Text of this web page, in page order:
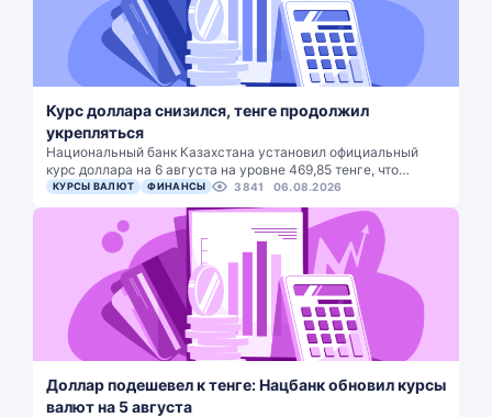
Курс доллара снизился, тенге продолжил
укрепляться
Национальный банк Казахстана установил официальный
курс доллара на 6 августа на уровне 469,85 тенге, что…
КУРСЫ ВАЛЮТ ФИНАНСЫ 3841 06.08.2026
Доллар подешевел к тенге: Нацбанк обновил курсы
валют на 5 августа